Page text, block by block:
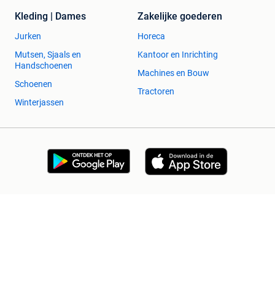
Kleding | Dames
Jurken
Mutsen, Sjaals en
Handschoenen
Schoenen
Winterjassen
Zakelijke goederen
Horeca
Kantoor en Inrichting
Machines en Bouw
Tractoren